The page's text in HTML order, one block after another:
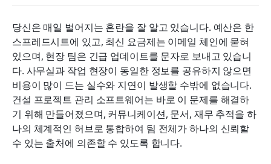
당신은 매일 벌어지는 혼란을 잘 알고 있습니다. 예산은 한
스프레드시트에 있고, 최신 요금제는 이메일 체인에 묻혀
있으며, 현장 팀은 긴급 업데이트를 문자로 보내고 있습니
다. 사무실과 작업 현장이 동일한 정보를 공유하지 않으면
비용이 많이 드는 실수와 지연이 발생할 수밖에 없습니다.
건설 프로젝트 관리 소프트웨어는 바로 이 문제를 해결하
기 위해 만들어졌으며, 커뮤니케이션, 문서, 재무 추적을 하
나의 체계적인 허브로 통합하여 팀 전체가 하나의 신뢰할
수 있는 출처에 의존할 수 있도록 합니다.
상위 10개 건설 프로젝트 관리 소프트웨어 도구
건설업체에 적합한 소프트웨어 선택 방법
결론
건설 프로젝트 관리 소프트웨어에 대한 자주 묻는 질
문
관련 읽기